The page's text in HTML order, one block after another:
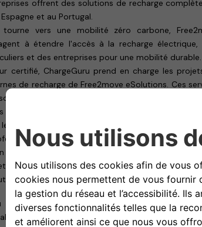
offrent des solutions de recharge
et au Portugal.
vers une mobilité zéro carbone,
à étendre l'accès à la recharge
et des entreprises pour une mobilité durable.
certifié, ChargeGuru prend en charge les
de recharge de Free2move eSolutions. Ces
comme
flottes d’entreprises comme
besoins de recharge, pour les résidents en
et leurs flottes. Cette collaboration
de l'adoption des véhicules électriques (VE)
durable.
clés en main, comprenant:
réalise une analyse à distance ou sur place
et sécurisée.